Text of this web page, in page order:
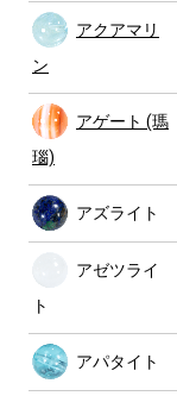
アクアマリ
ン
アゲート (瑪
瑙)
アズライト
アゼツライ
ト
アパタイト